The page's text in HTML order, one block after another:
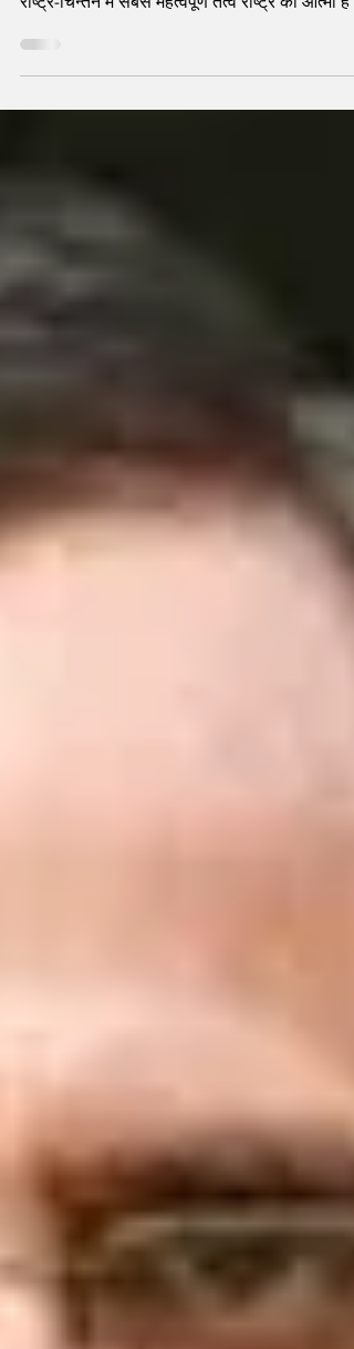
राष्ट्र-चिन्तन में सबसे महत्वपूर्ण तत्व राष्ट्र की आत्मा है